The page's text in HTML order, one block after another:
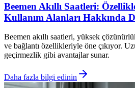
Beemen Akıllı Saatleri:
Kullanım Alanları Hakkında
Beemen akıllı saatleri, yüksek
ve bağlantı özellikleriyle öne çıkıyor.
geçirmezlik gibi avantajlar sunar.
Daha fazla bilgi edinin